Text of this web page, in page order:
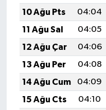
10 Ağu Pts
04:04
11 Ağu Sal
04:05
12 Ağu Çar
04:06
13 Ağu Per
04:08
14 Ağu Cum
04:09
15 Ağu Cts
04:10